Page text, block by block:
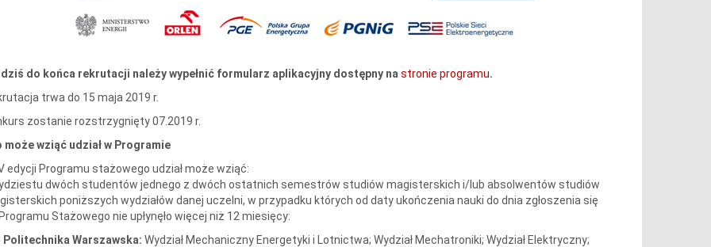
dziś do końca rekrutacji należy wypełnić formularz aplikacyjny dostępny na stronie programu.
trwa do 15 maja 2019 r.
zostanie rozstrzygnięty 07.2019 r.
może wziąć udział w Programie
edycji Programu stażowego udział może wziąć:
dwóch studentów jednego z dwóch ostatnich semestrów studiów magisterskich i/lub absolwentów studiów
poniższych wydziałów danej uczelni, w przypadku których od daty ukończenia nauki do dnia zgłoszenia się
Stażowego nie upłynęło więcej niż 12 miesięcy:
Politechnika Warszawska: Wydział Mechaniczny Energetyki i Lotnictwa; Wydział Mechatroniki; Wydział Elektryczny;